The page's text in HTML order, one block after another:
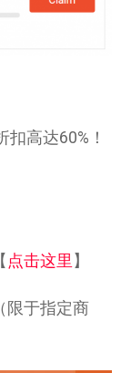
高达60%！
点击这里】
限于指定商